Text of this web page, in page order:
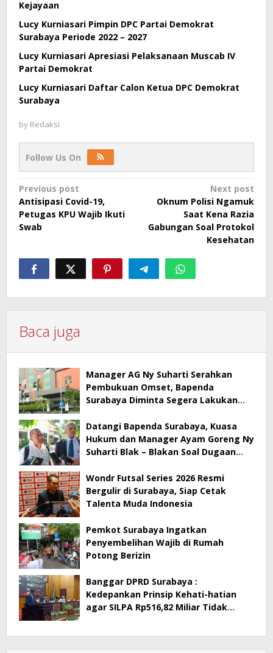
Kejayaan
Lucy Kurniasari Pimpin DPC Partai Demokrat
Surabaya Periode 2022 – 2027
Lucy Kurniasari Apresiasi Pelaksanaan Muscab IV
Partai Demokrat
Lucy Kurniasari Daftar Calon Ketua DPC Demokrat
Surabaya
by Redaksi
Follow Us On
Post
navigation
Previous post
Antisipasi Covid-19,
Petugas KPU Wajib Ikuti
Swab
Next post
Oknum Polisi Ngamuk
Saat Kena Razia
Gabungan Soal Protokol
Kesehatan
Baca juga
Manager AG Ny Suharti Serahkan
Pembukuan Omset, Bapenda
Surabaya Diminta Segera Lakukan
Datangi Bapenda Surabaya, Kuasa
Hukum dan Manager Ayam Goreng Ny
Suharti Blak – Blakan Soal Dugaan
Wondr Futsal Series 2026 Resmi
Bergulir di Surabaya, Siap Cetak
Talenta Muda Indonesia
Pemkot Surabaya Ingatkan
Penyembelihan Wajib di Rumah
Potong Berizin
Banggar DPRD Surabaya :
Kedepankan Prinsip Kehati-hatian
agar SILPA Rp516,82 Miliar Tidak